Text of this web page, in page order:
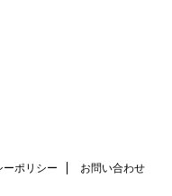
ーポリシー お問い合わせ